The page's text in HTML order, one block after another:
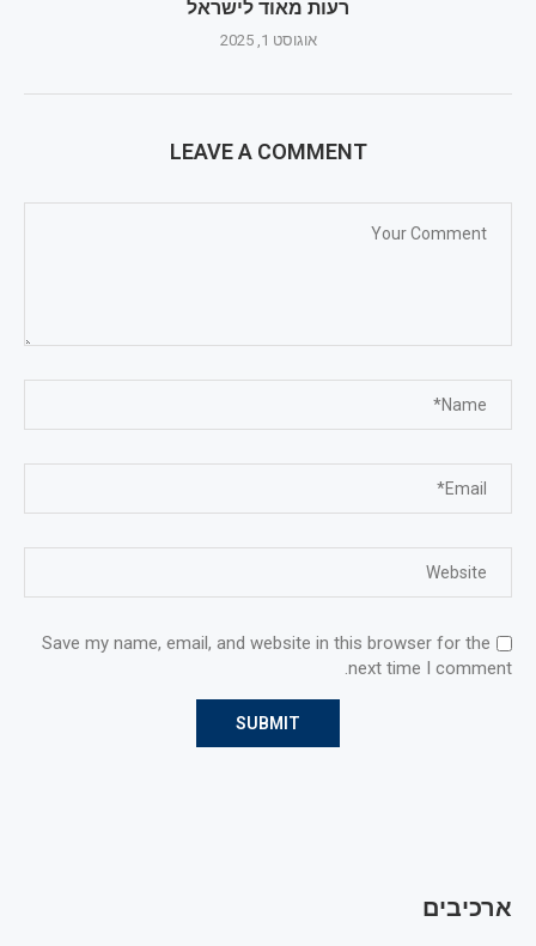
רעות מאוד לישראל
אוגוסט 1, 2025
LEAVE A COMMENT
Save my name, email, and website in this browser for the
next time I comment.
ארכיבים